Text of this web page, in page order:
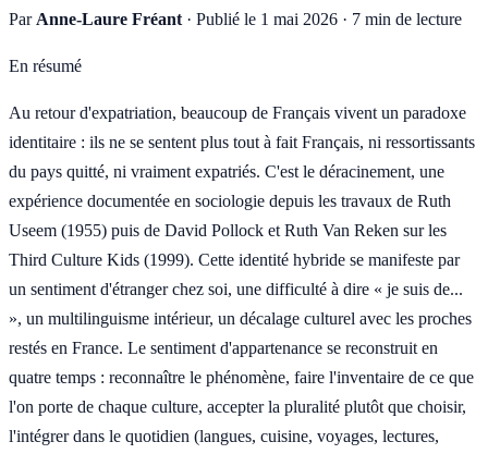
Par Anne-Laure Fréant · Publié le 1 mai 2026 · 7 min de lecture
En résumé
Au retour d'expatriation, beaucoup de Français vivent un paradoxe
identitaire : ils ne se sentent plus tout à fait Français, ni ressortissants
du pays quitté, ni vraiment expatriés. C'est le déracinement, une
expérience documentée en sociologie depuis les travaux de Ruth
Useem (1955) puis de David Pollock et Ruth Van Reken sur les
Third Culture Kids (1999). Cette identité hybride se manifeste par
un sentiment d'étranger chez soi, une difficulté à dire « je suis de...
», un multilinguisme intérieur, un décalage culturel avec les proches
restés en France. Le sentiment d'appartenance se reconstruit en
quatre temps : reconnaître le phénomène, faire l'inventaire de ce que
l'on porte de chaque culture, accepter la pluralité plutôt que choisir,
l'intégrer dans le quotidien (langues, cuisine, voyages, lectures,